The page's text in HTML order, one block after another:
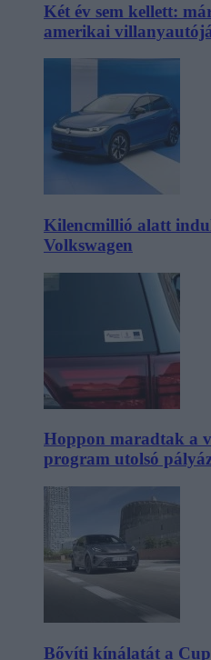
Két év sem kellett:
amerikai
Kilencmillió alatt
Volkswagen
Hoppon maradtak a
program utolsó
Bővíti kínálatát a